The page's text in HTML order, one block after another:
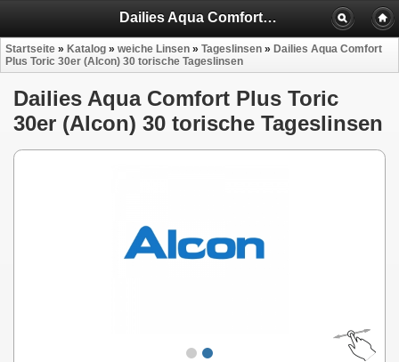
Dailies Aqua Comfort Plus Toric 30er (Alcon) 30 torische Tageslinsen
Startseite » Katalog » weiche Linsen » Tageslinsen » Dailies Aqua Comfort
Plus Toric 30er (Alcon) 30 torische Tageslinsen
Dailies Aqua Comfort Plus Toric
30er (Alcon) 30 torische Tageslinsen